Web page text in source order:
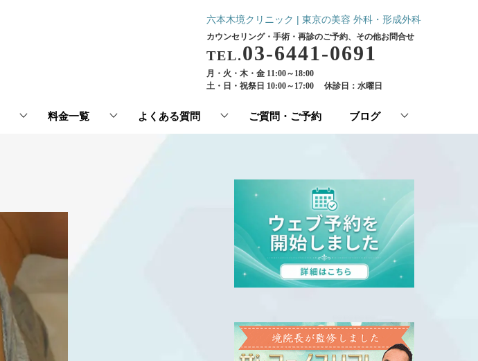
六本木境クリニック | 東京の美容 外科・形成外科
カウンセリング・手術・再診のご予約、その他お問合せ
TEL.03-6441-0691
月・火・木・金 11:00～18:00
土・日・祝祭日 10:00～17:00
休診日：水曜日
料金一覧 よくある質問 ご質問・ご予約 ブログ